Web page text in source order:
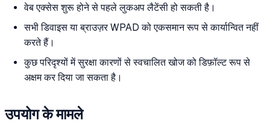
वेब एक्सेस शुरू होने से पहले लुकअप लैटेंसी हो सकती है।
सभी डिवाइस या ब्राउज़र WPAD को एकसमान रूप से कार्यान्वित नहीं
करते हैं।
कुछ परिदृश्यों में सुरक्षा कारणों से स्वचालित खोज को डिफ़ॉल्ट रूप से
अक्षम कर दिया जा सकता है।
उपयोग के मामले